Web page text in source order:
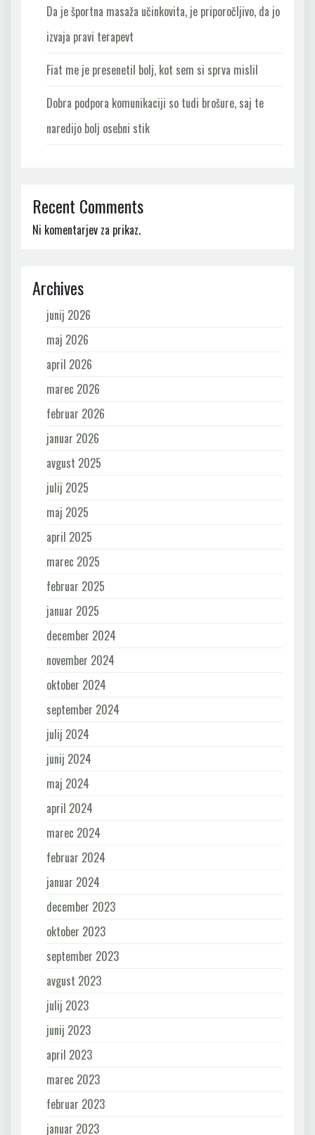
Da je športna masaža učinkovita, je priporočljivo, da jo
izvaja pravi terapevt
Fiat me je presenetil bolj, kot sem si sprva mislil
Dobra podpora komunikaciji so tudi brošure, saj te
naredijo bolj osebni stik
Recent Comments
Ni komentarjev za prikaz.
Archives
junij 2026
maj 2026
april 2026
marec 2026
februar 2026
januar 2026
avgust 2025
julij 2025
maj 2025
april 2025
marec 2025
februar 2025
januar 2025
december 2024
november 2024
oktober 2024
september 2024
julij 2024
junij 2024
maj 2024
april 2024
marec 2024
februar 2024
januar 2024
december 2023
oktober 2023
september 2023
avgust 2023
julij 2023
junij 2023
april 2023
marec 2023
februar 2023
januar 2023